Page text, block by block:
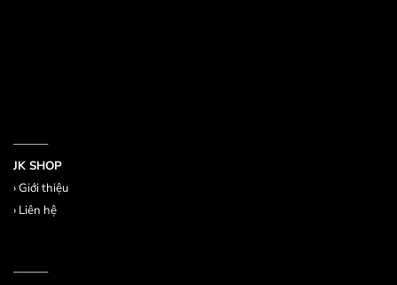
———
JK SHOP
›Giới thiệu
› Liên hệ
———